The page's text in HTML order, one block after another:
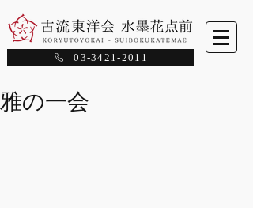
03-3421-2011
雅の一会